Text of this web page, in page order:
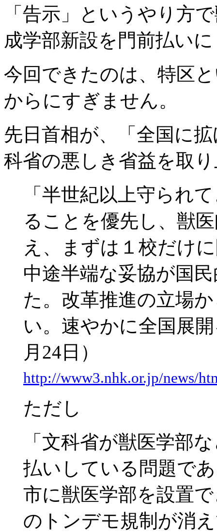
「告示」というやり方
成学部新設を門前払い
今回できたのは、特区
からにすぎません。
先日 首相が、「全国に
科省の悪しき省益を取
「半世紀以上守られ
ることを優先し、獣
え、まずは１校だけ
中途半端な妥協が国
た。改革推進の立場
い。速やかに全国展
月24日）
http://www3.nhk.or.jp/news/
ただし
「文科省が獣医学部
払いしている問題で
市に獣医学部を設置
のトンデモ規制が消